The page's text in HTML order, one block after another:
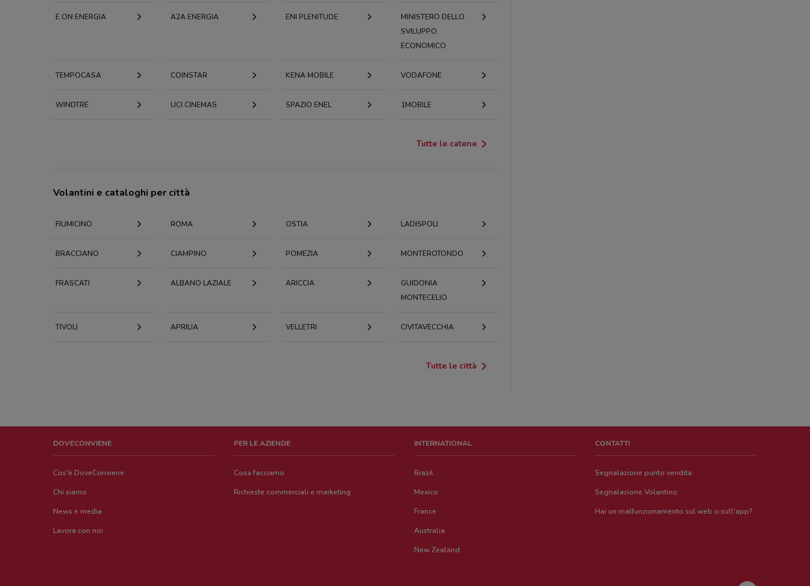
E.ON ENERGIA A2A ENERGIA ENI PLENITUDE
MINISTERO DELLO
SVILUPPO
ECONOMICO
TEMPOCASA COINSTAR KENA MOBILE VODAFONE
WINDTRE UCI CINEMAS SPAZIO ENEL 1MOBILE
Tutte le catene
Volantini e cataloghi per città
FIUMICINO ROMA OSTIA LADISPOLI
BRACCIANO CIAMPINO POMEZIA MONTEROTONDO
FRASCATI ALBANO LAZIALE ARICCIA
GUIDONIA
MONTECELIO
TIVOLI APRILIA VELLETRI CIVITAVECCHIA
Tutte le città
DOVECONVIENE
Cos'è DoveConviene
Chi siamo
News e media
Lavora con noi
PER LE AZIENDE
Cosa facciamo
Richieste commerciali e marketing
INTERNATIONAL
Brazil
Mexico
France
Australia
New Zealand
CONTATTI
Segnalazione punto vendita
Segnalazione Volantino
Hai un malfunzionamento sul web o sull'app?